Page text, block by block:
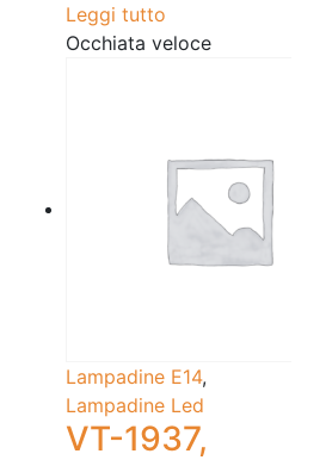
Leggi tutto
Occhiata veloce
Lampadine E14,
Lampadine Led
VT-1937,